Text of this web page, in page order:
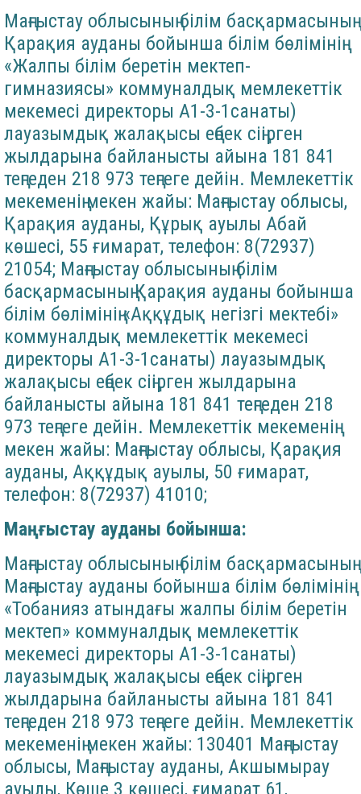
Маңғыстау облысының білім басқармасының
Қарақия ауданы бойынша білім бөлімінің
«Жалпы білім беретін мектеп-
гимназиясы» коммуналдық мемлекеттік
мекемесі директоры А1-3-1санаты)
лауазымдық жалақысы еңбек сіңірген
жылдарына байланысты айына 181 841
теңгеден 218 973 теңгеге дейін. Мемлекеттік
мекеменің мекен жайы: Маңғыстау облысы,
Қарақия ауданы, Құрық ауылы Абай
көшесі, 55 ғимарат, телефон: 8(72937)
21054; Маңғыстау облысының білім
басқармасының Қарақия ауданы бойынша
білім бөлімінің «Аққұдық негізгі мектебі»
коммуналдық мемлекеттік мекемесі
директоры А1-3-1санаты) лауазымдық
жалақысы еңбек сіңірген жылдарына
байланысты айына 181 841 теңгеден 218
973 теңгеге дейін. Мемлекеттік мекеменің
мекен жайы: Маңғыстау облысы, Қарақия
ауданы, Аққұдық ауылы, 50 ғимарат,
телефон: 8(72937) 41010;
Маңғыстау ауданы бойынша:
Маңғыстау облысының білім басқармасының
Маңғыстау ауданы бойынша білім бөлімінің
«Тобанияз атындағы жалпы білім беретін
мектеп» коммуналдық мемлекеттік
мекемесі директоры А1-3-1санаты)
лауазымдық жалақысы еңбек сіңірген
жылдарына байланысты айына 181 841
теңгеден 218 973 теңгеге дейін. Мемлекеттік
мекеменің мекен жайы: 130401 Маңғыстау
облысы, Маңғыстау ауданы, Акшымырау
ауылы, Көше 3 көшесі, ғимарат 61,